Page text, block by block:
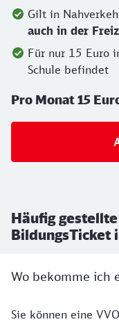
Gilt in
auch in der
Für nur 15 Euro
Schule befindet
Pro Monat 15
Häufig
BildungsTicket
Wo bekomme ich
Sie können eine